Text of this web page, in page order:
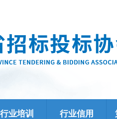
行业培训 行业信用